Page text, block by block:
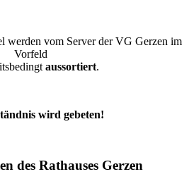
werden vom Server der VG Gerzen im
Vorfeld
aussortiert.
wird gebeten!
des Rathauses Gerzen